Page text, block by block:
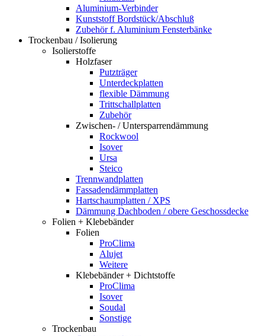
Aluminium-Verbinder
Kunststoff Bordstück/Abschluß
Zubehör f. Aluminium Fensterbänke
Trockenbau / Isolierung
Isolierstoffe
Holzfaser
Putzträger
Unterdeckplatten
flexible Dämmung
Trittschallplatten
Zubehör
Zwischen- / Untersparrendämmung
Rockwool
Isover
Ursa
Steico
Trennwandplatten
Fassadendämmplatten
Hartschaumplatten / XPS
Dämmung Dachboden / obere Geschossdecke
Folien + Klebebänder
Folien
ProClima
Alujet
Weitere
Klebebänder + Dichtstoffe
ProClima
Isover
Soudal
Sonstige
Trockenbau